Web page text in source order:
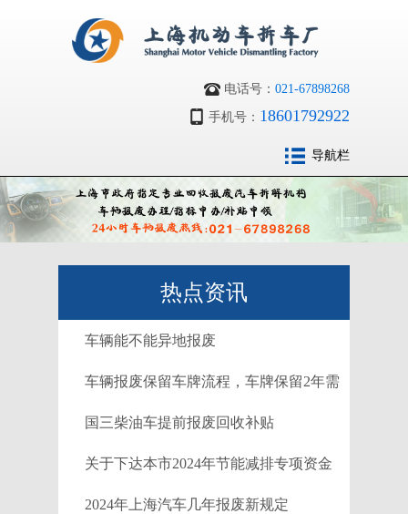
电话号： 021-67898268
手机号： 18601792922
导航栏
热点资讯
车辆能不能异地报废
车辆报废保留车牌流程，车牌保留2年需
要什么手续
国三柴油车提前报废回收补贴
关于下达本市2024年节能减排专项资金
安排计划 （第一批）的通知
2024年上海汽车几年报废新规定